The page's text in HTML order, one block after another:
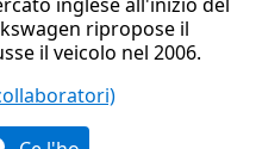
ripropose il
il veicolo nel 2006.